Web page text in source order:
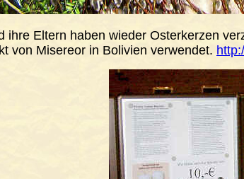
ihre Eltern haben wieder Osterkerzen
von Misereor in Bolivien verwendet.